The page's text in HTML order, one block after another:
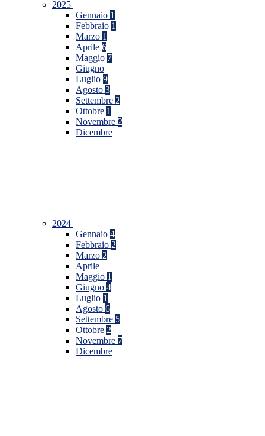
2025
Gennaio 1
Febbraio 1
Marzo 1
Aprile 6
Maggio 7
Giugno
Luglio 9
Agosto 3
Settembre 2
Ottobre 1
Novembre 2
Dicembre
2024
Gennaio 4
Febbraio 2
Marzo 2
Aprile
Maggio 1
Giugno 4
Luglio 1
Agosto 6
Settembre 5
Ottobre 2
Novembre 7
Dicembre